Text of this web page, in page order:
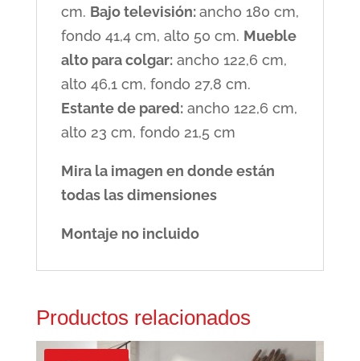
cm. Bajo televisión:ancho 180 cm,
fondo 41,4 cm, alto 50 cm. Mueble
alto para colgar:ancho 122,6 cm,
alto 46,1 cm, fondo 27,8 cm.
Estante de pared:ancho 122,6 cm,
alto 23 cm, fondo 21,5 cm
Mira la imagen en donde están
todas las dimensiones
Montaje no incluido
Productos relacionados